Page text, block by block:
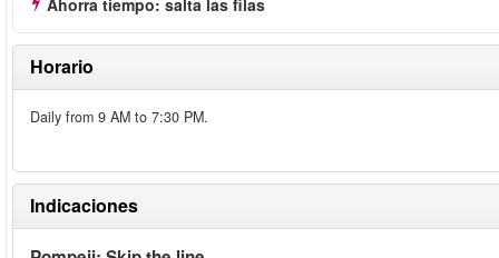
Ahorra tiempo: salta las filas
Horario
Daily from 9 AM to 7:30 PM.
Indicaciones